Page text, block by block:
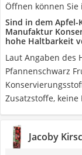
Öffnen können
Sind in dem
Manufaktur
hohe Haltbarkeit
Laut Angaben des
Pfannenschwarz
Zusatzstoffe,
Jacoby